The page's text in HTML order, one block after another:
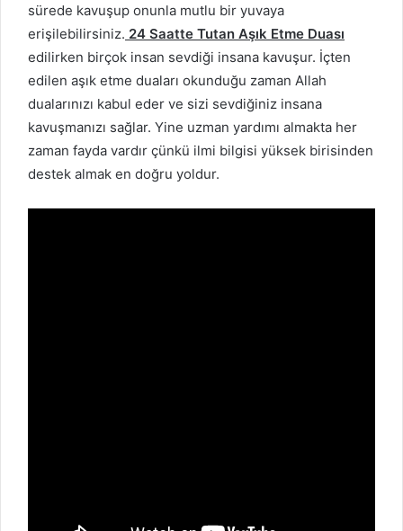
sürede kavuşup onunla mutlu bir yuvaya
erişilebilirsiniz. 24 Saatte Tutan Aşık Etme Duası
edilirken birçok insan sevdiği insana kavuşur. İçten
edilen aşık etme duaları okunduğu zaman Allah
dualarınızı kabul eder ve sizi sevdiğiniz insana
kavuşmanızı sağlar. Yine uzman yardımı almakta her
zaman fayda vardır çünkü ilmi bilgisi yüksek birisinden
destek almak en doğru yoldur.